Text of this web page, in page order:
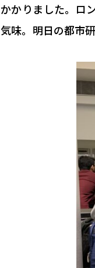
かかりました。ロ
気味。明日の都市